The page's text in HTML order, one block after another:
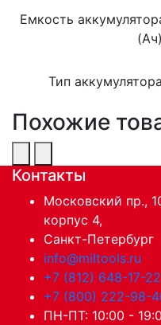
Емкость
Тип
Похожие
Контакты
Московский пр.,
корпус 4,
Санкт-Петербург
info@miltools.ru
+7 (812) 648-17-22
+7 (800) 222-98-
ПН-ПТ: 10:00 -